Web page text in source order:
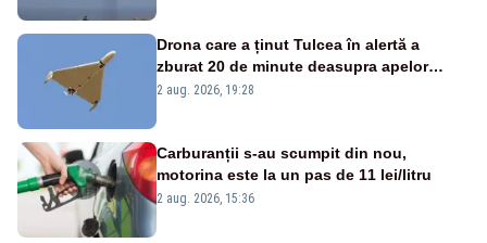
Drona care a ținut Tulcea în alertă a
zburat 20 de minute deasupra apelor
României. Au fost ridicate două F-16
2 aug. 2026, 19:28
Carburanții s-au scumpit din nou,
motorina este la un pas de 11 lei/litru
2 aug. 2026, 15:36